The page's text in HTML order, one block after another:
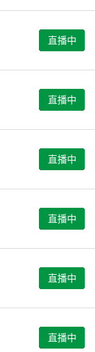
直播中
直播中
直播中
直播中
直播中
直播中